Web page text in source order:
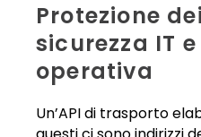
Protezione
sicurezza IT
operativa
Un’API di trasporto